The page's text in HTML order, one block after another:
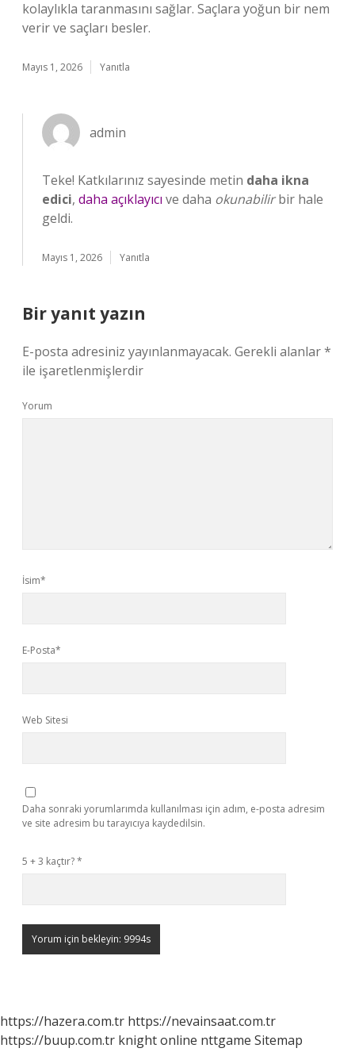
kolaylıkla taranmasını sağlar. Saçlara yoğun bir nem
verir ve saçları besler.
Mayıs 1, 2026 Yanıtla
admin
Teke! Katkılarınız sayesinde metin daha ikna
edici, daha açıklayıcı ve daha okunabilirbir hale
geldi.
Mayıs 1, 2026 Yanıtla
Bir yanıt yazın
E-posta adresiniz yayınlanmayacak. Gerekli alanlar*
ile işaretlenmişlerdir
Yorum
İsim*
E-Posta*
Web Sitesi
Daha sonraki yorumlarımda kullanılması için adım, e-posta adresim
ve site adresim bu tarayıcıya kaydedilsin.
5 + 3 kaçtır?*
https://hazera.com.tr https://nevainsaat.com.tr
https://buup.com.tr knight online nttgame Sitemap